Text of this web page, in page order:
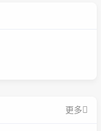
更多